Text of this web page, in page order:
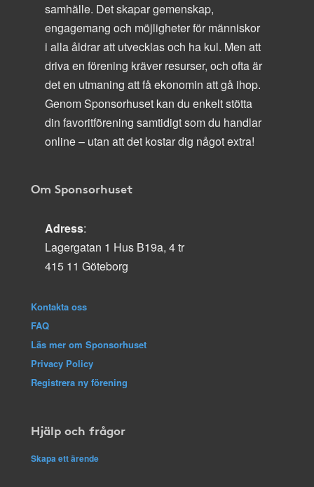
samhälle. Det skapar gemenskap,
engagemang och möjligheter för människor
i alla åldrar att utvecklas och ha kul. Men att
driva en förening kräver resurser, och ofta är
det en utmaning att få ekonomin att gå ihop.
Genom Sponsorhuset kan du enkelt stötta
din favoritförening samtidigt som du handlar
online – utan att det kostar dig något extra!
Om Sponsorhuset
Adress:
Lagergatan 1 Hus B19a, 4 tr
415 11 Göteborg
Kontakta oss
FAQ
Läs mer om Sponsorhuset
Privacy Policy
Registrera ny förening
Hjälp och frågor
Skapa ett ärende